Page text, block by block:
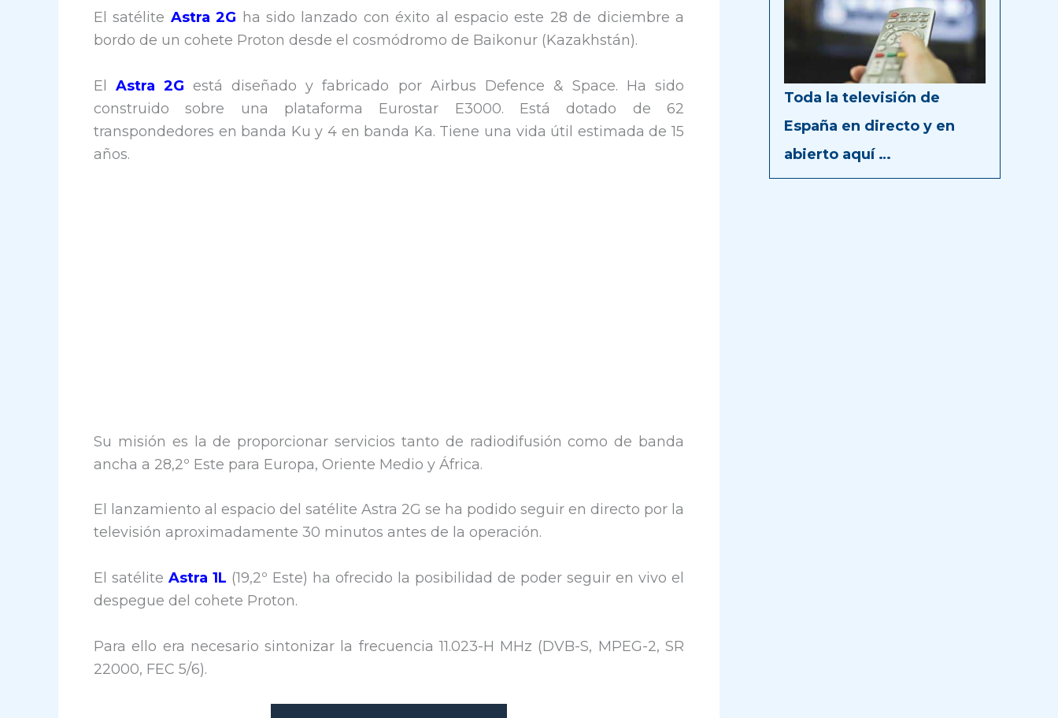
El satélite Astra 2G ha sido lanzado con éxito al espacio este 28 de diciembre a
bordo de un cohete Proton desde el cosmódromo de Baikonur (Kazakhstán).
ElAstra 2G está diseñado y fabricado por Airbus Defence & Space. Ha sido
construido sobre una plataforma Eurostar E3000. Está dotado de 62
transpondedores en banda Ku y 4 en banda Ka. Tiene una vida útil estimada de 15
años.
Su misión es la de proporcionar servicios tanto de radiodifusión como de banda
ancha a 28,2º Este para Europa, Oriente Medio y África.
El lanzamiento al espacio del satélite Astra 2G se ha podido seguir en directo por la
televisión aproximadamente 30 minutos antes de la operación.
El satélite Astra 1L (19,2º Este) ha ofrecido la posibilidad de poder seguir en vivo el
despegue del cohete Proton.
Para ello era necesario sintonizar la frecuencia 11.023-H MHz (DVB-S, MPEG-2, SR
22000, FEC 5/6).
Toda la televisión de
España en directo y en
abierto aquí …